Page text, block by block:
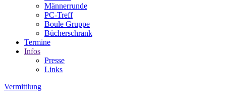
Männerrunde
PC-Treff
Boule Gruppe
Bücherschrank
Termine
Infos
Presse
Links
Vermittlung